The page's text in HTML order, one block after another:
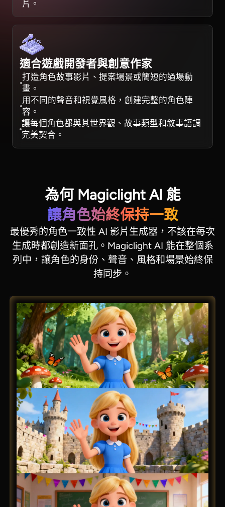
片。
適合遊戲開發者與創意作家
打造角色故事影片、提案場景或簡短的過場動
畫。
用不同的聲音和視覺風格，創建完整的角色陣
容。
讓每個角色都與其世界觀、故事類型和敘事語調
完美契合。
為何 Magiclight AI 能
讓角色始終保持一致
最優秀的角色一致性 AI 影片生成器，不該在每次
生成時都創造新面孔。Magiclight AI 能在整個系
列中，讓角色的身份、聲音、風格和場景始終保
持同步。